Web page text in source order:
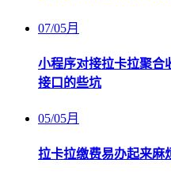
07/05月
小程序对接拉卡拉聚合
接口的些坑
05/05月
拉卡拉缴费易办起来麻